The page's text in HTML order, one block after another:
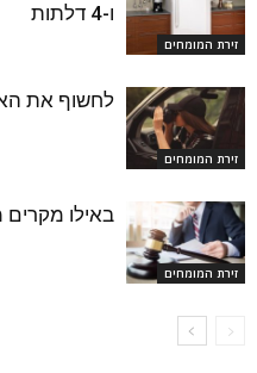
זירת המומחים
ו-4 דלתות
זירת המומחים
לחשוף את
זירת המומחים
באילו מקרים